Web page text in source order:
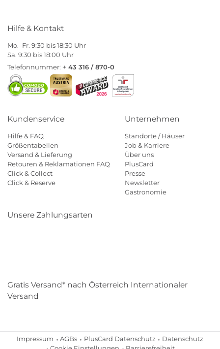
Hilfe & Kontakt
Mo.–Fr. 9:30 bis 18:30 Uhr
Sa. 9:30 bis 18:00 Uhr
Telefonnummer: + 43 316 / 870-0
Kundenservice
Hilfe & FAQ
Größentabellen
Versand & Lieferung
Retouren & Reklamationen FAQ
Click & Collect
Click & Reserve
Unternehmen
Standorte / Häuser
Job & Karriere
Über uns
PlusCard
Presse
Newsletter
Gastronomie
Unsere Zahlungsarten
Gratis Versand* nach Österreich Internationaler
Versand
Impressum AGBs PlusCard Datenschutz
Datenschutz